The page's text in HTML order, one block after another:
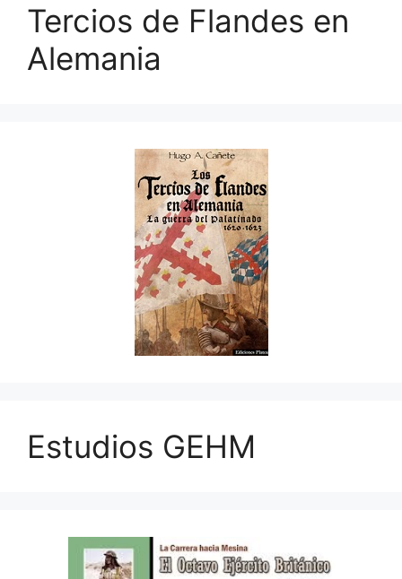
Tercios de Flandes en
Alemania
Estudios GEHM